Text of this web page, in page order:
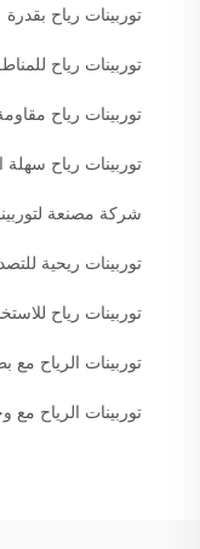
توربينات رياح بقدرة ٣٠ كيلوواط
توربينات رياح
توربينات رياح
توربينات رياح سهلة
شركة مصنعة
توربينات ريحية
توربينات رياح
توربينات الرياح مع
توربينات الرياح مع